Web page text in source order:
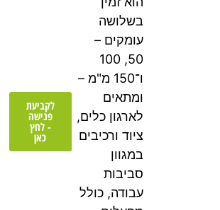
בשלושה
עומקים –
50, 100
ו־150 מ"מ –
ומתאים
לארגון כלים,
ציוד ורכיבים
במגוון
סביבות
עבודה, כולל
לקביעת
פגישה
- לחץ
כאן